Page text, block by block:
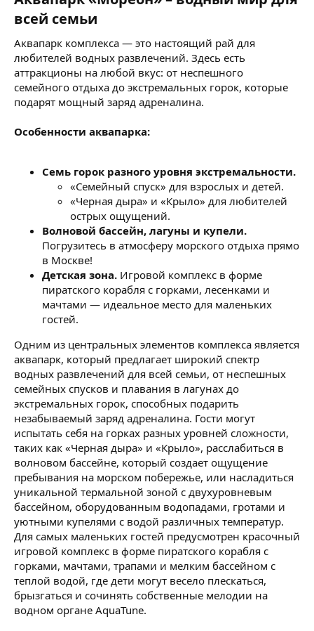
всей семьи
Аквапарк комплекса — это настоящий рай для
любителей водных развлечений. Здесь есть
аттракционы на любой вкус: от неспешного
семейного отдыха до экстремальных горок, которые
подарят мощный заряд адреналина.
Особенности аквапарка:
Семь горок разного уровня экстремальности.
«Семейный спуск» для взрослых и детей.
«Черная дыра» и «Крыло» для любителей
острых ощущений.
Волновой бассейн, лагуны и купели.
Погрузитесь в атмосферу морского отдыха прямо
в Москве!
Детская зона. Игровой комплекс в форме
пиратского корабля с горками, лесенками и
мачтами — идеальное место для маленьких
гостей.
Одним из центральных элементов комплекса является
аквапарк, который предлагает широкий спектр
водных развлечений для всей семьи, от неспешных
семейных спусков и плавания в лагунах до
экстремальных горок, способных подарить
незабываемый заряд адреналина. Гости могут
испытать себя на горках разных уровней сложности,
таких как «Черная дыра» и «Крыло», расслабиться в
волновом бассейне, который создает ощущение
пребывания на морском побережье, или насладиться
уникальной термальной зоной с двухуровневым
бассейном, оборудованным водопадами, гротами и
уютными купелями с водой различных температур.
Для самых маленьких гостей предусмотрен красочный
игровой комплекс в форме пиратского корабля с
горками, мачтами, трапами и мелким бассейном с
теплой водой, где дети могут весело плескаться,
брызгаться и сочинять собственные мелодии на
водном органе AquaTune.